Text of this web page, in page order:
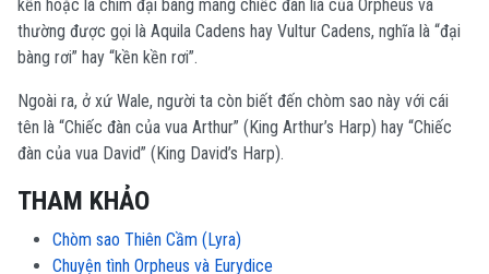
kền hoặc là chim đại bàng mang chiếc đàn lia của Orpheus và
thường được gọi là Aquila Cadens hay Vultur Cadens, nghĩa là “đại
bàng rơi” hay “kền kền rơi”.
Ngoài ra, ở xứ Wale, người ta còn biết đến chòm sao này với cái
tên là “Chiếc đàn của vua Arthur” (King Arthur’s Harp) hay “Chiếc
đàn của vua David” (King David’s Harp).
THAM KHẢO
Chòm sao Thiên Cầm (Lyra)
Chuyện tình Orpheus và Eurydice